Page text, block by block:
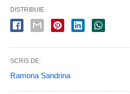
DISTRIBUIE
SCRIS DE:
Ramona Sandrina